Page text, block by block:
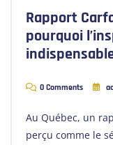
Rapport
pourquoi
0 Comments
Au Québec, un
perçu comme le